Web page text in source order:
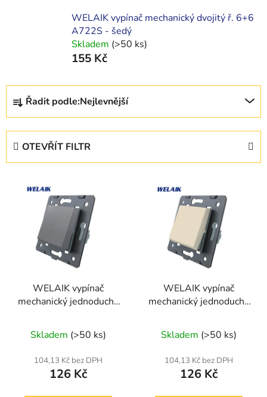
WELAIK vypínač mechanický dvojitý ř. 6+6
A722S - šedý
Skladem (>50 ks)
155 Kč
Ř
z
Řadit podle:Nejlevnější
OTEVŘÍT FILTR
WELAIK vypínač
mechanický jednoduchý
šedý
Skladem (>50 ks)
104,13 Kč bez DPH
126 Kč
WELAIK vypínač
mechanický jednoduchý
Skladem (>50 ks)
104,13 Kč bez DPH
126 Kč